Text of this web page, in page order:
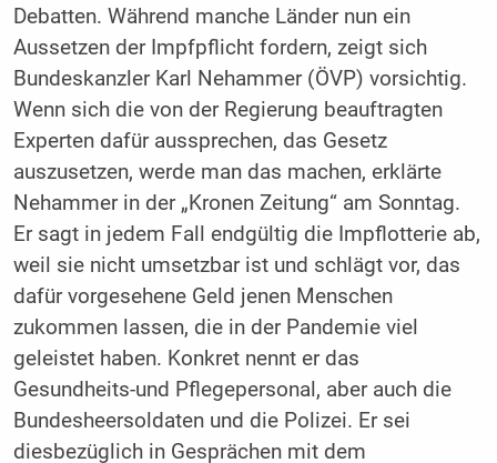
Debatten. Während manche Länder nun ein
Aussetzen der Impfpflicht fordern, zeigt sich
Bundeskanzler Karl Nehammer (ÖVP) vorsichtig.
Wenn sich die von der Regierung beauftragten
Experten dafür aussprechen, das Gesetz
auszusetzen, werde man das machen, erklärte
Nehammer in der „Kronen Zeitung“ am Sonntag.
Er sagt in jedem Fall endgültig die Impflotterie ab,
weil sie nicht umsetzbar ist und schlägt vor, das
dafür vorgesehene Geld jenen Menschen
zukommen lassen, die in der Pandemie viel
geleistet haben. Konkret nennt er das
Gesundheits-und Pflegepersonal, aber auch die
Bundesheersoldaten und die Polizei. Er sei
diesbezüglich in Gesprächen mit dem